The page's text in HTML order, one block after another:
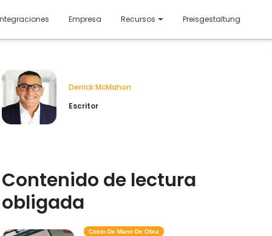
Empresa Recursos Preisgestaltung
Derrick McMahon
Escritor
Contenido de lectura
obligada
Costo De Mano De Obra